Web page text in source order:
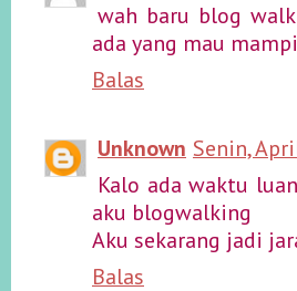
wah baru blog
ada yang mau
Balas
Unknown Senin,
Kalo ada waktu
aku blogwalking
Aku sekarang jadi
Balas